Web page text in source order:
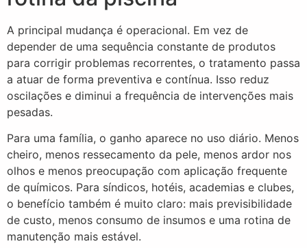
A principal mudança é operacional. Em vez de
depender de uma sequência constante de produtos
para corrigir problemas recorrentes, o tratamento passa
a atuar de forma preventiva e contínua. Isso reduz
oscilações e diminui a frequência de intervenções mais
pesadas.
Para uma família, o ganho aparece no uso diário. Menos
cheiro, menos ressecamento da pele, menos ardor nos
olhos e menos preocupação com aplicação frequente
de químicos. Para síndicos, hotéis, academias e clubes,
o benefício também é muito claro: mais previsibilidade
de custo, menos consumo de insumos e uma rotina de
manutenção mais estável.